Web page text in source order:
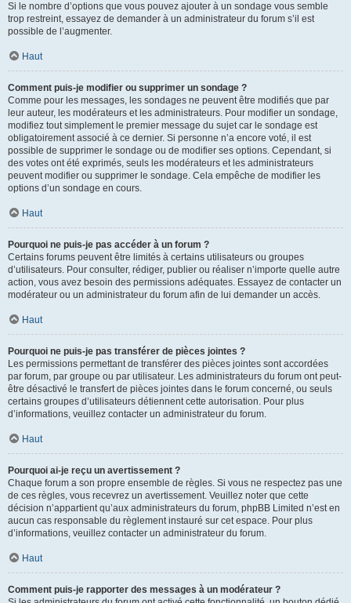
Si le nombre d’options que vous pouvez ajouter à un sondage vous semble
trop restreint, essayez de demander à un administrateur du forum s’il est
possible de l’augmenter.
Haut
Comment puis-je modifier ou supprimer un sondage ?
Comme pour les messages, les sondages ne peuvent être modifiés que par
leur auteur, les modérateurs et les administrateurs. Pour modifier un sondage,
modifiez tout simplement le premier message du sujet car le sondage est
obligatoirement associé à ce dernier. Si personne n’a encore voté, il est
possible de supprimer le sondage ou de modifier ses options. Cependant, si
des votes ont été exprimés, seuls les modérateurs et les administrateurs
peuvent modifier ou supprimer le sondage. Cela empêche de modifier les
options d’un sondage en cours.
Haut
Pourquoi ne puis-je pas accéder à un forum ?
Certains forums peuvent être limités à certains utilisateurs ou groupes
d’utilisateurs. Pour consulter, rédiger, publier ou réaliser n’importe quelle autre
action, vous avez besoin des permissions adéquates. Essayez de contacter un
modérateur ou un administrateur du forum afin de lui demander un accès.
Haut
Pourquoi ne puis-je pas transférer de pièces jointes ?
Les permissions permettant de transférer des pièces jointes sont accordées
par forum, par groupe ou par utilisateur. Les administrateurs du forum ont peut-
être désactivé le transfert de pièces jointes dans le forum concerné, ou seuls
certains groupes d’utilisateurs détiennent cette autorisation. Pour plus
d’informations, veuillez contacter un administrateur du forum.
Haut
Pourquoi ai-je reçu un avertissement ?
Chaque forum a son propre ensemble de règles. Si vous ne respectez pas une
de ces règles, vous recevrez un avertissement. Veuillez noter que cette
décision n’appartient qu’aux administrateurs du forum, phpBB Limited n’est en
aucun cas responsable du règlement instauré sur cet espace. Pour plus
d’informations, veuillez contacter un administrateur du forum.
Haut
Comment puis-je rapporter des messages à un modérateur ?